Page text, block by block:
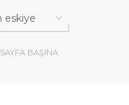
SAYFA BAŞINA